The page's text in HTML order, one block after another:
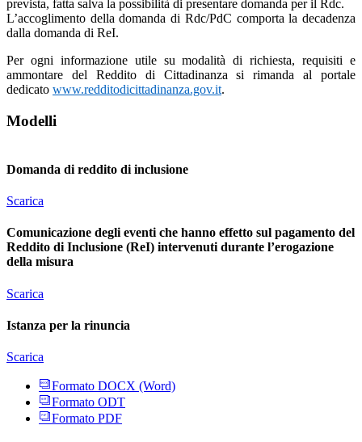
prevista, fatta salva la possibilità di presentare domanda per il Rdc.
L’accoglimento della domanda di Rdc/PdC comporta la decadenza
dalla domanda di ReI.
Per ogni informazione utile su modalità di richiesta, requisiti e
ammontare del Reddito di Cittadinanza si rimanda al portale
dedicato www.redditodicittadinanza.gov.it.
Modelli
Domanda di reddito di inclusione
Scarica
Comunicazione degli eventi che hanno effetto sul pagamento del
Reddito di Inclusione (ReI) intervenuti durante l’erogazione
della misura
Scarica
Istanza per la rinuncia
Scarica
Formato DOCX (Word)
Formato ODT
Formato PDF